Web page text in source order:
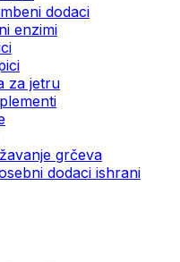
dodaci
enzimi
za jetru
grčeva
dodaci ishrani